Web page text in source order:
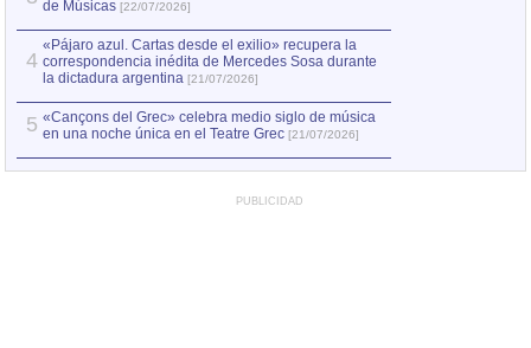
de Músicas [22/07/2026]
4
«Pájaro azul. Cartas desde el exilio» recupera la
correspondencia inédita de Mercedes Sosa durante
la dictadura argentina [21/07/2026]
5 «Cançons del Grec» celebra medio siglo de música
en una noche única en el Teatre Grec [21/07/2026]
PUBLICIDAD